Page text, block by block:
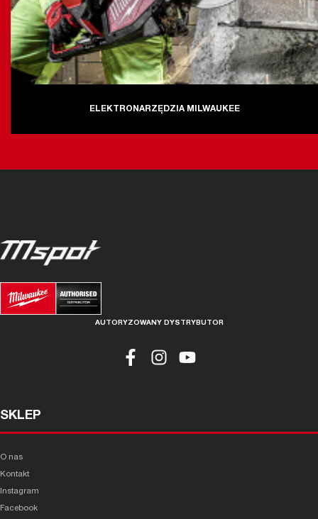
ELEKTRONARZĘDZIA MILWAUKEE
AUTORYZOWANY DYSTRYBUTOR
SKLEP
O nas
Kontakt
Instagram
Facebook